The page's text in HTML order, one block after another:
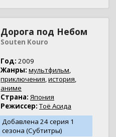
Дорога под Небом
Souten Kouro
Год: 2009
Жанры: мультфильм,
приключения,история,
аниме
Страна: Япония
Режиссер: Тоё Асида
Добавлена 24 серия 1
сезона (Субтитры)